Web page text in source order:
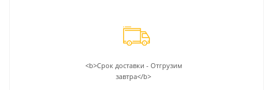
<b>Срок доставки - Отгрузим
завтра</b>